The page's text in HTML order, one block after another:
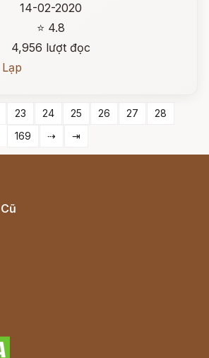
14-02-2020
⭐ 4.8
4,956 lượt đọc
23 24 25 26 27
28
169 ⇢ ⇥